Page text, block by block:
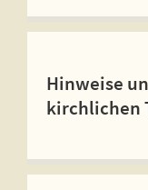
Hinweise
kirchlichen